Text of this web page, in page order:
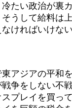
い政治が裏
して給料は
ればいけな
ジアの平和
争をしない不
レイを買っ